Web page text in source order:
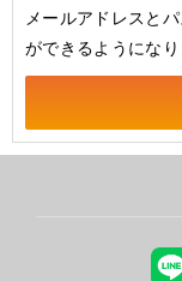
メールアドレスと
ができるようになり